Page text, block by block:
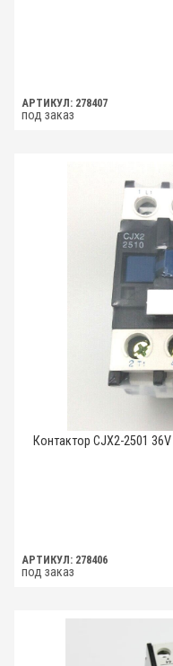
АРТИКУЛ: 278407
под заказ
Контактор CJX2-2501 36V
АРТИКУЛ: 278406
под заказ